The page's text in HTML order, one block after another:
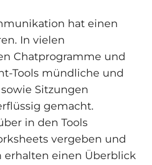
hat einen
In vielen
Chatprogramme und
Tools mündliche und
Sitzungen
gemacht.
in den Tools
vergeben und
erhalten einen Überblick